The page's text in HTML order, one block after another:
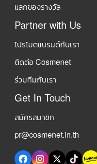
แลกของรางวัล
Partner with Us
โปรโมตแบรนด์กับเรา
ติดต่อ Cosmenet
ร่วมทีมกับเรา
Get In Touch
สมัครสมาชิก
pr@cosmenet.in.th